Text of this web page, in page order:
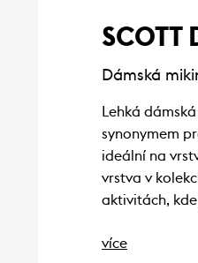
SCOTT
Dámská
Lehká
synonymem
ideální na
vrstva v
aktivitách,
více